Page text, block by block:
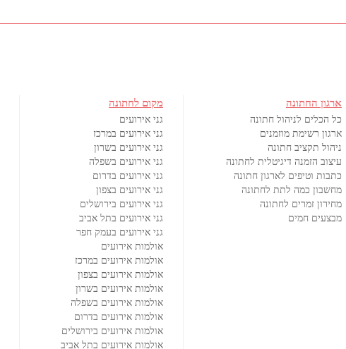
ארגון החתונה
כל הכלים לניהול חתונה
ארגון רשימת מוזמנים
ניהול תקציב חתונה
עיצוב הזמנה דיגיטלית לחתונה
כתבות וטיפים לארגון חתונה
מחשבון כמה לתת לחתונה
מחירון זמרים לחתונה
מבצעים חמים
מקום לחתונה
גני אירועים
גני אירועים במרכז
גני אירועים בשרון
גני אירועים בשפלה
גני אירועים בדרום
גני אירועים בצפון
גני אירועים בירושלים
גני אירועים בתל אביב
גני אירועים בעמק חפר
אולמות אירועים
אולמות אירועים במרכז
אולמות אירועים בצפון
אולמות אירועים בשרון
אולמות אירועים בשפלה
אולמות אירועים בדרום
אולמות אירועים בירושלים
אולמות אירועים בתל אביב